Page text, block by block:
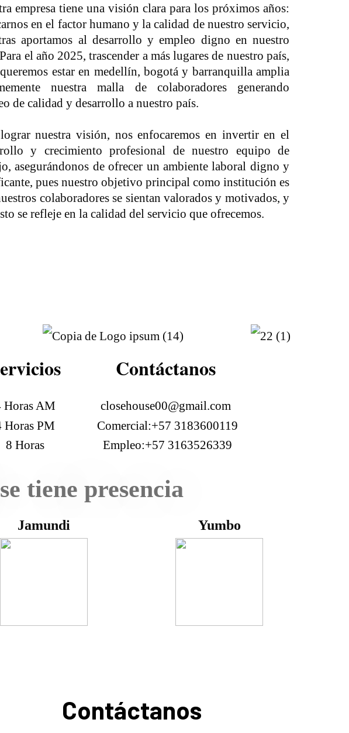
empresa tiene una visión clara para los próximos años:
en el factor humano y la calidad de nuestro servicio,
aportamos al desarrollo y empleo digno en nuestro
el año 2025, trascender a más lugares de nuestro país,
estar en medellín, bogotá y barranquilla amplia
nuestra malla de colaboradores generando
de calidad y desarrollo a nuestro país.
nuestra visión, nos enfocaremos en invertir en el
y crecimiento profesional de nuestro equipo de
asegurándonos de ofrecer un ambiente laboral digno y
pues nuestro objetivo principal como institución es
colaboradores se sientan valorados y motivados, y
se refleje en la calidad del servicio que ofrecemos.
Horas AM
Horas PM
8 Horas
Contáctanos
closehouse00@gmail.com
Comercial:+57 3183600119
Empleo:+57 3163526339
tiene presencia
Jamundi Yumbo
Contáctanos